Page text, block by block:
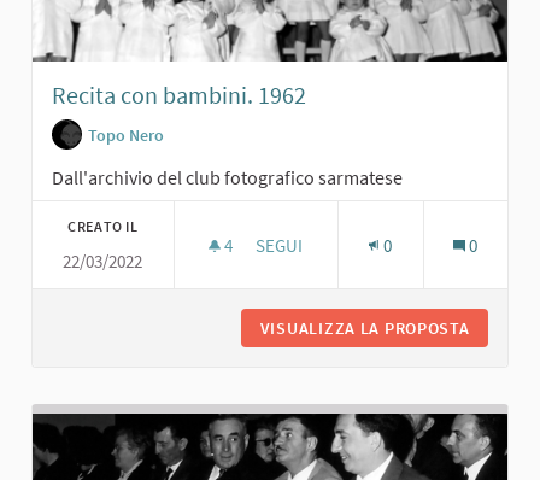
Recita con bambini. 1962
Topo Nero
Dall'archivio del club fotografico sarmatese
CREATO IL
22/03/2022
4 4 SOSTENITORI
SEGUI 0 0
VISUALIZZA LA PROPOSTA